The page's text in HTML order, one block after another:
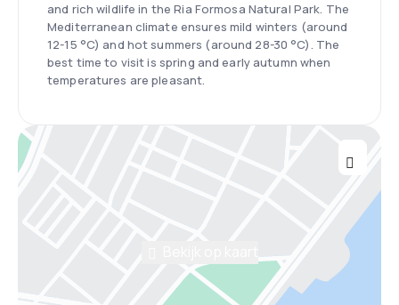
and rich wildlife in the Ria Formosa Natural Park. The
Mediterranean climate ensures mild winters (around
12-15 °C) and hot summers (around 28-30 °C). The
best time to visit is spring and early autumn when
temperatures are pleasant.